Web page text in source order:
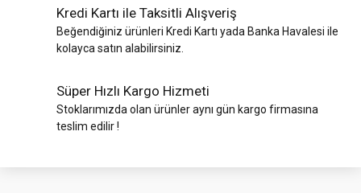
Kredi Kartı ile Taksitli Alışveriş
Beğendiğiniz ürünleri Kredi Kartı yada Banka Havalesi ile
kolayca satın alabilirsiniz.
Süper Hızlı Kargo Hizmeti
Stoklarımızda olan ürünler aynı gün kargo firmasına
teslim edilir !